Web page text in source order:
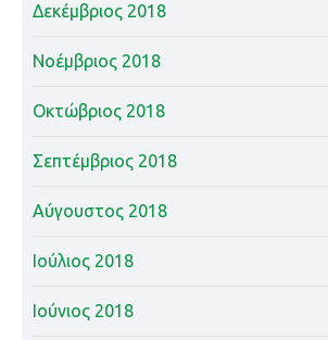
Δεκέμβριος 2018
Νοέμβριος 2018
Οκτώβριος 2018
Σεπτέμβριος 2018
Αύγουστος 2018
Ιούλιος 2018
Ιούνιος 2018